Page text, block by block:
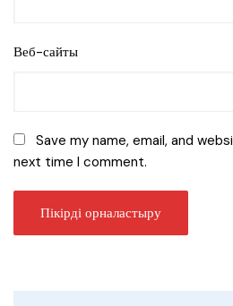
Веб-сайты
Save my name, email, and
next time I comment.